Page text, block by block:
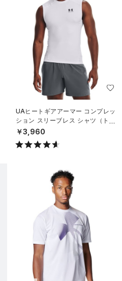
UAヒートギアアーマー コンプレッ
ション スリーブレス シャツ（トレ
ーニング/MEN）
￥3,960